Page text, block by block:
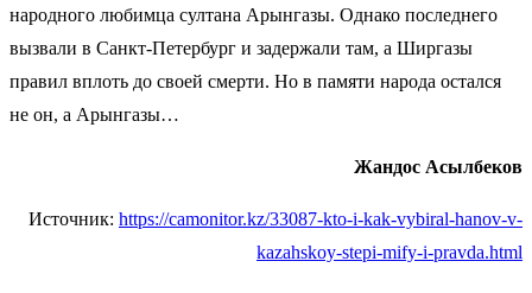
народного любимца султана Арынгазы. Однако последнего
вызвали в Санкт-Петербург и задержали там, а Ширгазы
правил вплоть до своей смерти. Но в памяти народа остался
не он, а Арынгазы…
Жандос Асылбеков
Источник: https://camonitor.kz/33087-kto-i-kak-vybiral-hanov-v-
kazahskoy-stepi-mify-i-pravda.html